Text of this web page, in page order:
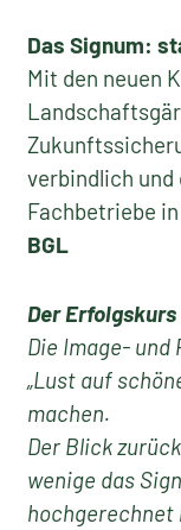
Das Signum:
Mit den neuen
verbindlich und
Fachbetriebe
BGL
Der Erfolgskurs
Die Image-
„Lust auf
machen.
Der Blick
wenige das
hochgerechnet